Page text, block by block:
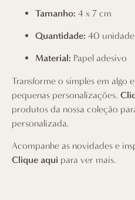
Tamanho: 4 x 7 cm
Quantidade: 40
Material: Papel adesivo
Transforme o simples em algo
pequenas personalizações.
produtos da nossa coleção
personalizada.
Acompanhe as novidades e
Clique aqui para ver mais.